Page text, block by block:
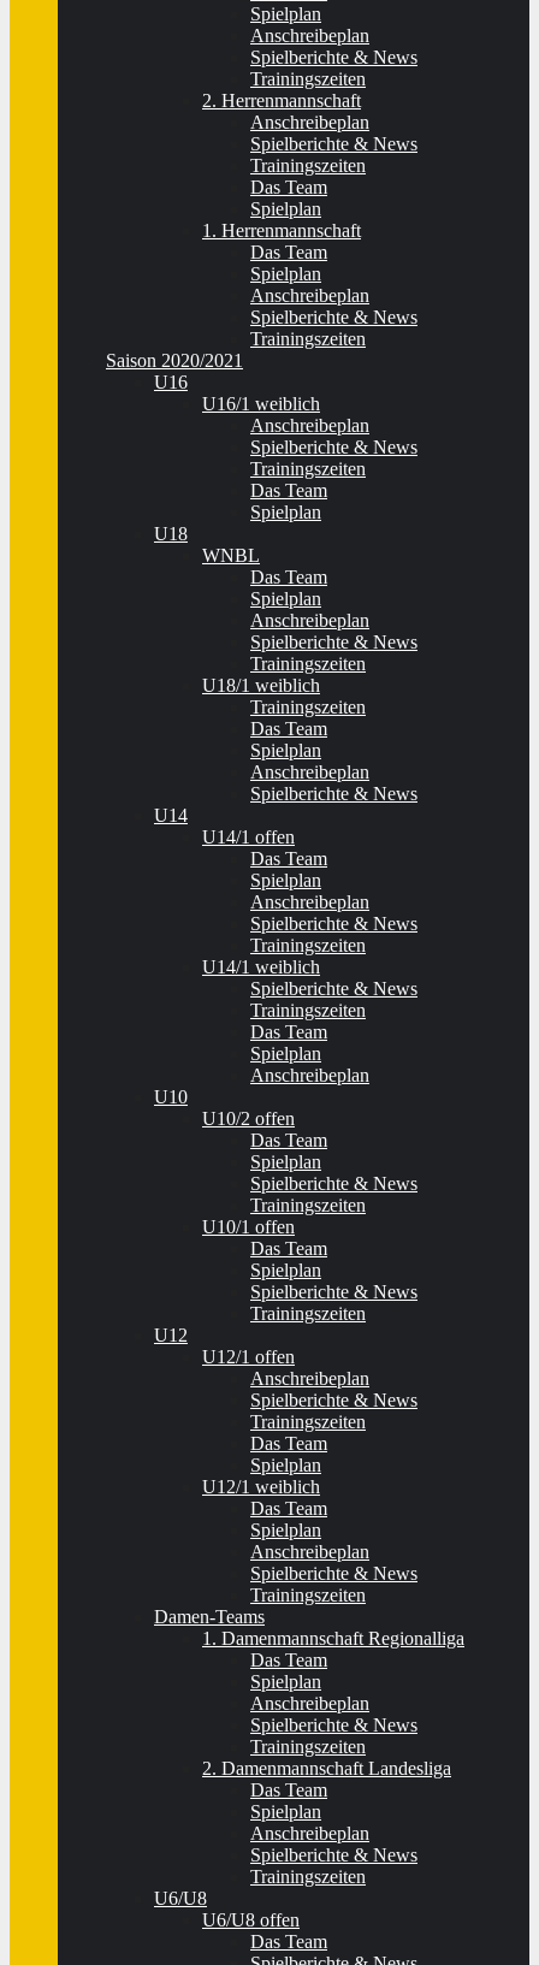
Spielplan
Anschreibeplan
Spielberichte & News
Trainingszeiten
2. Herrenmannschaft
Anschreibeplan
Spielberichte & News
Trainingszeiten
Das Team
Spielplan
1. Herrenmannschaft
Das Team
Spielplan
Anschreibeplan
Spielberichte & News
Trainingszeiten
Saison 2020/2021
U16
U16/1 weiblich
Anschreibeplan
Spielberichte & News
Trainingszeiten
Das Team
Spielplan
U18
WNBL
Das Team
Spielplan
Anschreibeplan
Spielberichte & News
Trainingszeiten
U18/1 weiblich
Trainingszeiten
Das Team
Spielplan
Anschreibeplan
Spielberichte & News
U14
U14/1 offen
Das Team
Spielplan
Anschreibeplan
Spielberichte & News
Trainingszeiten
U14/1 weiblich
Spielberichte & News
Trainingszeiten
Das Team
Spielplan
Anschreibeplan
U10
U10/2 offen
Das Team
Spielplan
Spielberichte & News
Trainingszeiten
U10/1 offen
Das Team
Spielplan
Spielberichte & News
Trainingszeiten
U12
U12/1 offen
Anschreibeplan
Spielberichte & News
Trainingszeiten
Das Team
Spielplan
U12/1 weiblich
Das Team
Spielplan
Anschreibeplan
Spielberichte & News
Trainingszeiten
Damen-Teams
1. Damenmannschaft Regionalliga
Das Team
Spielplan
Anschreibeplan
Spielberichte & News
Trainingszeiten
2. Damenmannschaft Landesliga
Das Team
Spielplan
Anschreibeplan
Spielberichte & News
Trainingszeiten
U6/U8
U6/U8 offen
Das Team